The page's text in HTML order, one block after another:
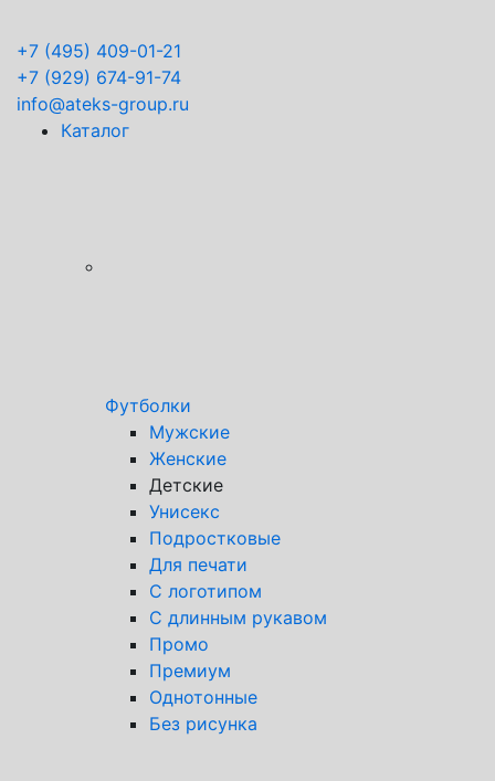
+7 (495) 409-01-21
+7 (929) 674-91-74
info@ateks-group.ru
Каталог
Футболки
Мужские
Женские
Детские
Унисекс
Подростковые
Для печати
С логотипом
С длинным рукавом
Промо
Премиум
Однотонные
Без рисунка